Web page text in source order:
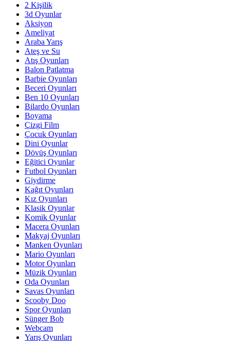
2 Kişilik
3d Oyunlar
Aksiyon
Ameliyat
Araba Yarış
Ateş ve Su
Atış Oyunları
Balon Patlatma
Barbie Oyunları
Beceri Oyunları
Ben 10 Oyunları
Bilardo Oyunları
Boyama
Çizgi Film
Çocuk Oyunları
Dini Oyunlar
Dövüş Oyunları
Eğitici Oyunlar
Futbol Oyunları
Giydirme
Kağıt Oyunları
Kız Oyunları
Klasik Oyunlar
Komik Oyunlar
Macera Oyunları
Makyaj Oyunları
Manken Oyunları
Mario Oyunları
Motor Oyunları
Müzik Oyunları
Oda Oyunları
Savas Oyunları
Scooby Doo
Spor Oyunları
Sünger Bob
Webcam
Yarış Oyunları